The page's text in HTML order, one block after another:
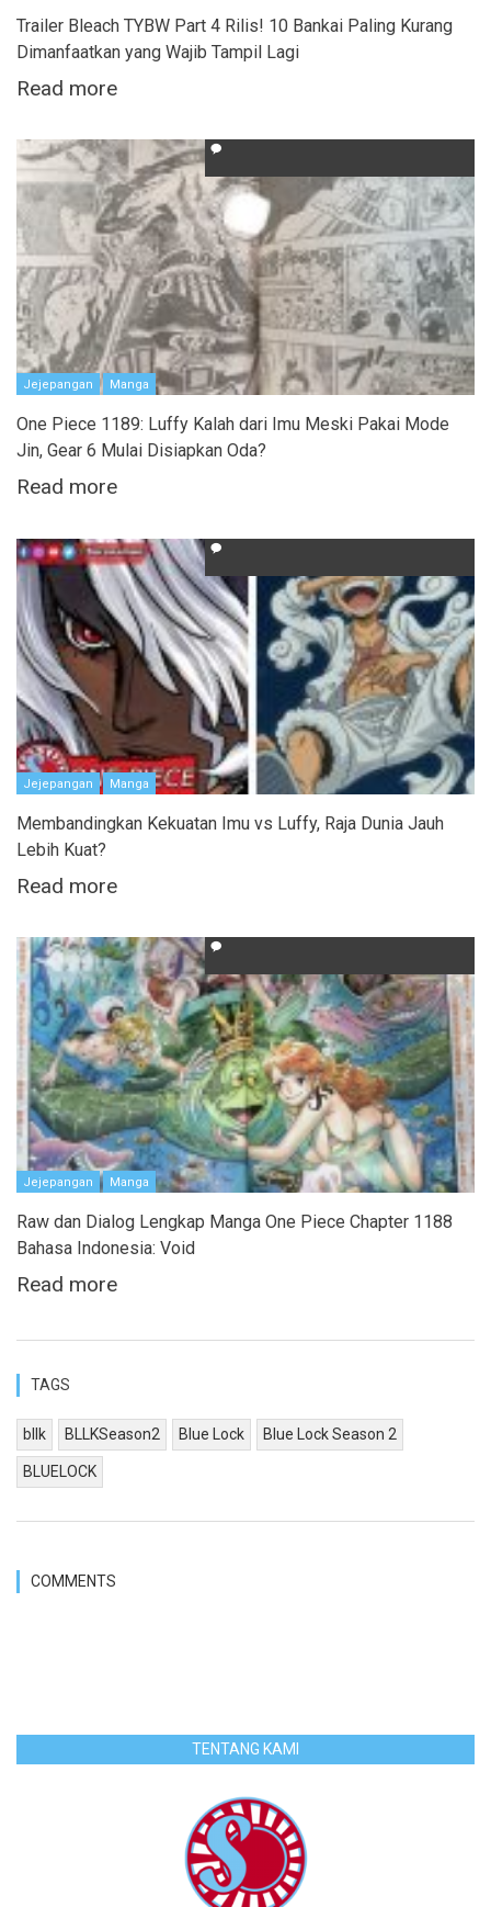
Trailer Bleach TYBW Part 4 Rilis! 10 Bankai Paling Kurang
Dimanfaatkan yang Wajib Tampil Lagi
Read more
Jejepangan Manga
One Piece 1189: Luffy Kalah dari Imu Meski Pakai Mode
Jin, Gear 6 Mulai Disiapkan Oda?
Read more
Jejepangan Manga
Membandingkan Kekuatan Imu vs Luffy, Raja Dunia Jauh
Lebih Kuat?
Read more
Jejepangan Manga
Raw dan Dialog Lengkap Manga One Piece Chapter 1188
Bahasa Indonesia: Void
Read more
TAGS
bllk BLLKSeason2 Blue Lock Blue Lock Season 2
BLUELOCK
COMMENTS
TENTANG KAMI